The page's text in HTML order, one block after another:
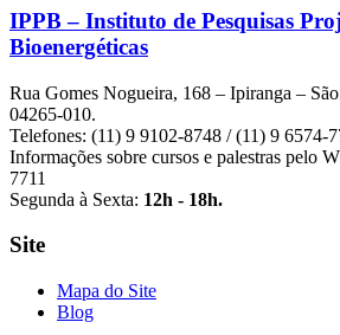
IPPB – Instituto de Pesquisas
Bioenergéticas
Rua Gomes Nogueira, 168 – Ipiranga –
04265-010.
Telefones: (11) 9 9102-8748 / (11) 9 6574-
Informações sobre cursos e palestras pelo
7711
Segunda à Sexta: 12h - 18h.
Site
Mapa do Site
Blog